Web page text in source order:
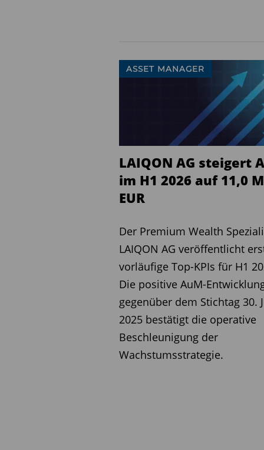
Vertriebsaktivitäten
Informieren Sie sich in
besten Fonds und ETFs.
Hier
Weitere interessante
. Dort stehen die
Entwicklungen an den
locken.
ASSET MANAGER
LAIQON AG steigert
im H1 2026 auf 11,0
EUR
Der Premium Wealth
LAIQON AG veröffentlicht
vorläufige Top-KPIs für H1
Die positive AuM-
gegenüber dem Stichtag 30.
2025 bestätigt die operative
Beschleunigung der
Wachstumsstrategie.